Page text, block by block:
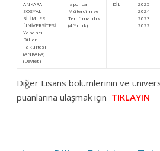
ANKARA
SOSYAL
BİLİMLER
ÜNİVERSİTESİ
Yabancı
Diller
Fakültesi
(ANKARA)
(Devlet )
Japonca
Mütercim ve
Tercümanlık
(4 Yıllık)
DİL
2025
2024
2023
2022
Diğer Lisans bölümlerinin ve
puanlarına ulaşmak için TIKLAYIN